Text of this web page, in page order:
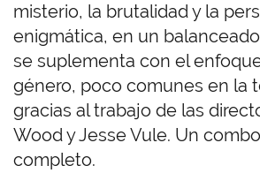
misterio, la brutalidad y la
enigmática, en un
se suplementa con el
género, poco comunes en la
gracias al trabajo de las
Wood y Jesse Vule. Un
completo.